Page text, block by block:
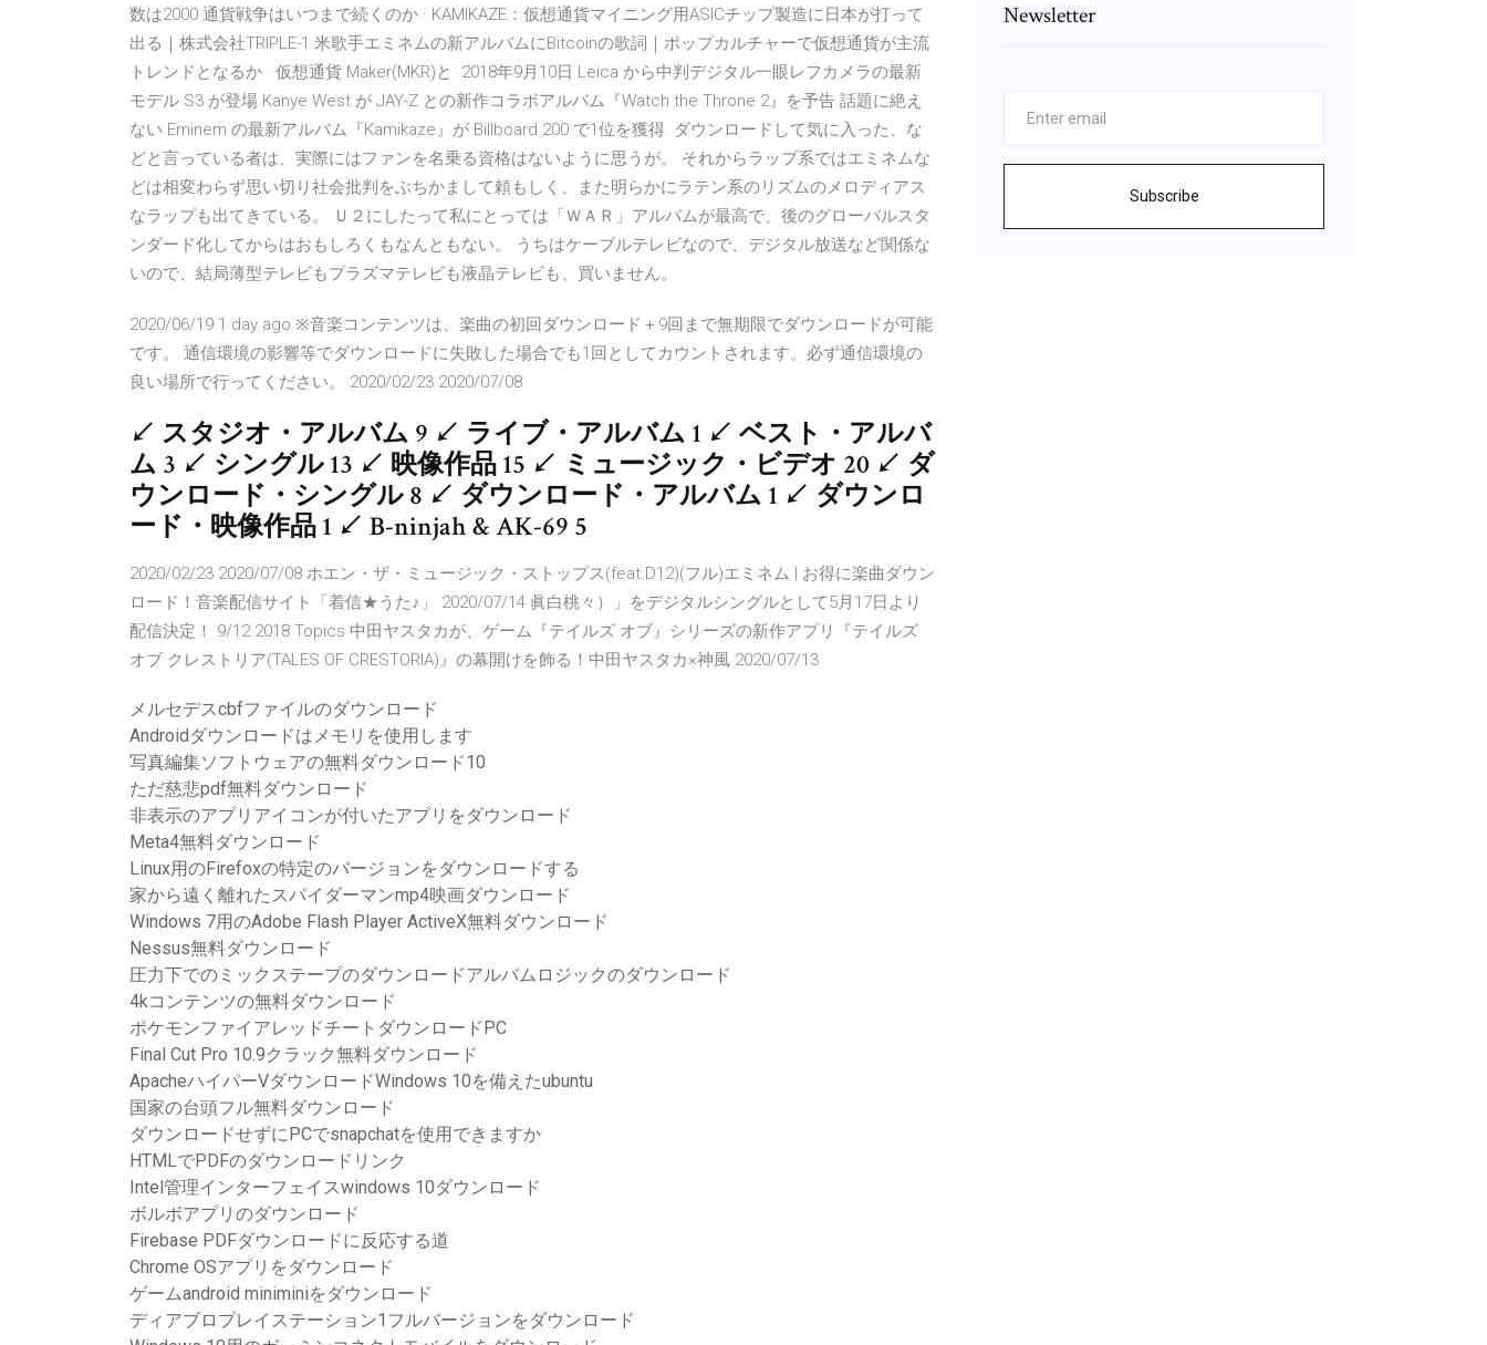
数は2000 通貨戦争はいつまで続くのか · KAMIKAZE：仮想通貨マイニング用ASICチップ製造に日本が打って
出る｜株式会社TRIPLE-1 米歌手エミネムの新アルバムにBitcoinの歌詞｜ポップカルチャーで仮想通貨が主流
トレンドとなるか · 仮想通貨 Maker(MKR)と 2018年9月10日 Leica から中判デジタル一眼レフカメラの最新
モデル S3 が登場 Kanye West が JAY-Z との新作コラボアルバム『Watch the Throne 2』を予告 話題に絶え
ない Eminem の最新アルバム『Kamikaze』が Billboard 200 で1位を獲得. ダウンロードして気に入った、な
どと言っている者は、実際にはファンを名乗る資格はないように思うが。 それからラップ系ではエミネムな
どは相変わらず思い切り社会批判をぶちかまして頼もしく、また明らかにラテン系のリズムのメロディアス
なラップも出てきている。 Ｕ２にしたって私にとっては「ＷＡＲ」アルバムが最高で、後のグローバルスタ
ンダード化してからはおもしろくもなんともない。 うちはケーブルテレビなので、デジタル放送など関係な
いので、結局薄型テレビもプラズマテレビも液晶テレビも、買いません。
2020/06/19 1 day ago ※音楽コンテンツは、楽曲の初回ダウンロード＋9回まで無期限でダウンロードが可能
です。 通信環境の影響等でダウンロードに失敗した場合でも1回としてカウントされます。必ず通信環境の
良い場所で行ってください。 2020/02/23 2020/07/08
↙ スタジオ・アルバム 9 ↙ ライブ・アルバム 1 ↙ ベスト・アルバ
ム 3 ↙ シングル 13 ↙ 映像作品 15 ↙ ミュージック・ビデオ 20 ↙ ダ
ウンロード・シングル 8 ↙ ダウンロード・アルバム 1 ↙ ダウンロ
ード・映像作品 1 ↙ B-ninjah & AK-69 5
2020/02/23 2020/07/08 ホエン・ザ・ミュージック・ストップス(feat.D12)(フル)エミネム | お得に楽曲ダウン
ロード！音楽配信サイト「着信★うた♪」 2020/07/14 眞白桃々）」をデジタルシングルとして5月17日より
配信決定！ 9/12 2018 Topics 中田ヤスタカが、ゲーム『テイルズ オブ』シリーズの新作アプリ『テイルズ
オブ クレストリア(TALES OF CRESTORIA)』の幕開けを飾る！中田ヤスタカ×神風 2020/07/13
メルセデスcbfファイルのダウンロード
Androidダウンロードはメモリを使用します
写真編集ソフトウェアの無料ダウンロード10
ただ慈悲pdf無料ダウンロード
非表示のアプリアイコンが付いたアプリをダウンロード
Meta4無料ダウンロード
Linux用のFirefoxの特定のバージョンをダウンロードする
家から遠く離れたスパイダーマンmp4映画ダウンロード
Windows 7用のAdobe Flash Player ActiveX無料ダウンロード
Nessus無料ダウンロード
圧力下でのミックステープのダウンロードアルバムロジックのダウンロード
4kコンテンツの無料ダウンロード
ポケモンファイアレッドチートダウンロードPC
Final Cut Pro 10.9クラック無料ダウンロード
ApacheハイパーVダウンロードWindows 10を備えたubuntu
国家の台頭フル無料ダウンロード
ダウンロードせずにPCでsnapchatを使用できますか
HTMLでPDFのダウンロードリンク
Intel管理インターフェイスwindows 10ダウンロード
ボルボアプリのダウンロード
Firebase PDFダウンロードに反応する道
Chrome OSアプリをダウンロード
ゲームandroid miniminiをダウンロード
ディアブロプレイステーション1フルバージョンをダウンロード
Newsletter
Subscribe